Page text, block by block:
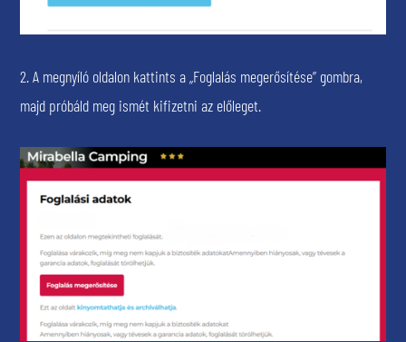
2. A megnyíló oldalon kattints a „Foglalás megerősítése” gombra,
majd próbáld meg ismét kifizetni az előleget.